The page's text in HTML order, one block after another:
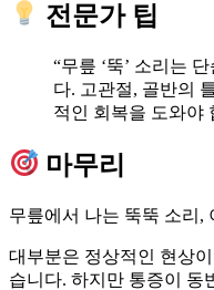
전문가 팁
“무릎 ‘뚝’ 소리는
다. 고관절, 골반의
적인 회복을 도와야
마무리
무릎에서 나는 뚝뚝 소리,
대부분은 정상적인 현상
습니다. 하지만 통증이 동